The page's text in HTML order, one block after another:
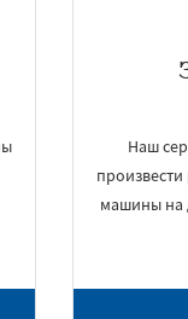
Наш
машины на